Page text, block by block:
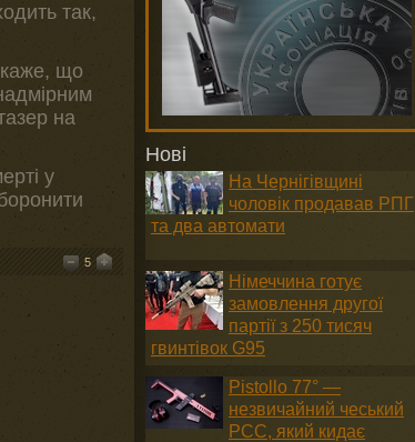
так,
каже, що
на
у
5
Нові
На Чернігівщині
чоловік продавав РПГ
та два автомати
Німеччина готує
замовлення другої
партії з 250 тисяч
гвинтівок G95
Pistollo 77° —
незвичайний чеський
PCC, який кидає